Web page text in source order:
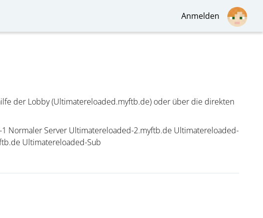
Anmelden
der Lobby (Ultimatereloaded.myftb.de) oder über die direkten
Normaler Server Ultimatereloaded-2.myftb.de Ultimatereloaded-
Ultimatereloaded-Sub